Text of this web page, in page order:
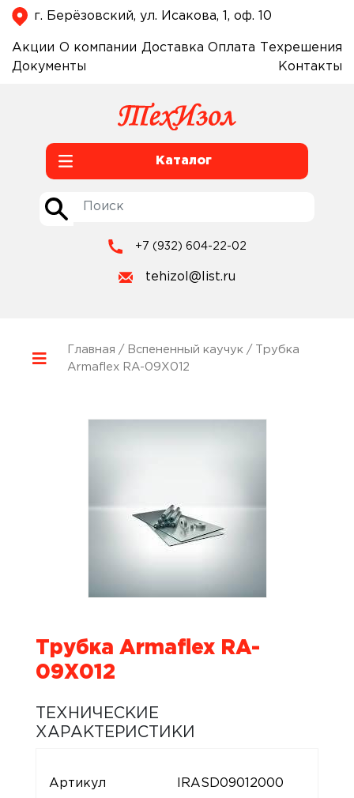
г. Берёзовский, ул. Исакова, 1, оф. 10
Акции О компании Доставка Оплата
Техрешения
Документы
Контакты
Каталог
+7 (932) 604-22-02
tehizol@list.ru
Главная / Вспененный каучук / Трубка
Armaflex RA-09X012
Трубка Armaflex RA-
09X012
ТЕХНИЧЕСКИЕ
ХАРАКТЕРИСТИКИ
Артикул IRASD09012000